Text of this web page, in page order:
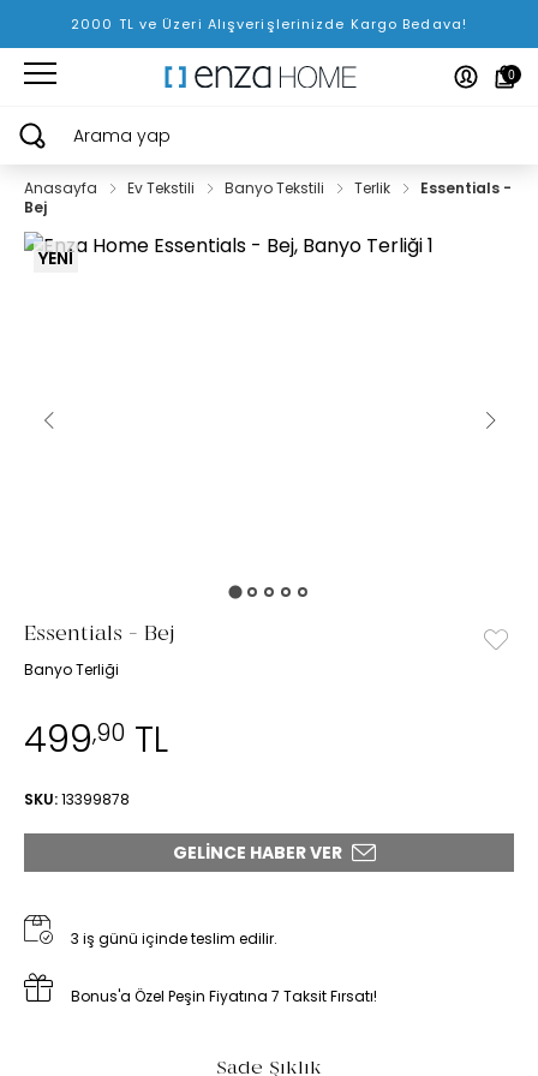
2000 TL ve Üzeri Alışverişlerinizde Kargo Bedava!
0
Arama yap
Anasayfa Ev Tekstili Banyo Tekstili Terlik
Essentials -
Bej
YENİ
Essentials - Bej
Banyo Terliği
499,90 TL
SKU:13399878
GELINCE HABER VER
3 iş günü içinde teslim edilir.
Bonus'a Özel Peşin Fiyatına 7 Taksit Fırsatı!
Sade Şıklık